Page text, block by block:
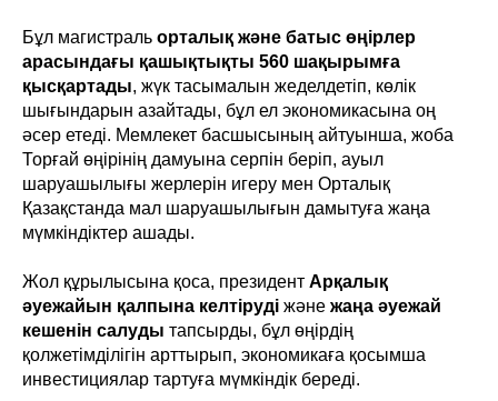
Бұл магистраль орталық және батыс өңірлер
арасындағы қашықтықты 560 шақырымға
қысқартады, жүк тасымалын жеделдетіп, көлік
шығындарын азайтады, бұл ел экономикасына оң
әсер етеді. Мемлекет басшысының айтуынша, жоба
Торғай өңірінің дамуына серпін беріп, ауыл
шаруашылығы жерлерін игеру мен Орталық
Қазақстанда мал шаруашылығын дамытуға жаңа
мүмкіндіктер ашады.
Жол құрылысына қоса, президент Арқалық
әуежайын қалпына келтіруді және жаңа әуежай
кешенін салуды тапсырды, бұл өңірдің
қолжетімділігін арттырып, экономикаға қосымша
инвестициялар тартуға мүмкіндік береді.